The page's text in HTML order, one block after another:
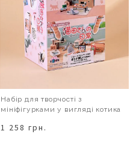
Набір для творчості з
мініфігурками у вигляді котика
1 258 грн.